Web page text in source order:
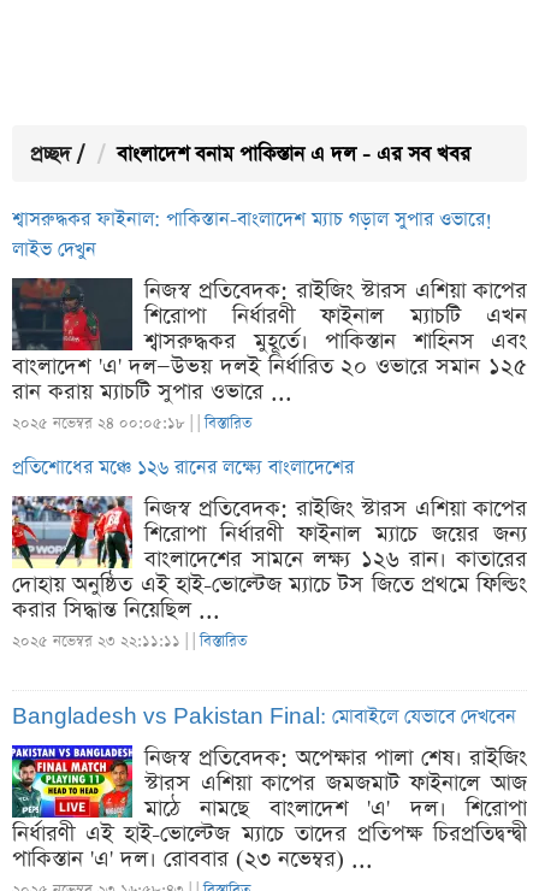
প্রচ্ছদ / বাংলাদেশ বনাম পাকিস্তান এ দল - এর সব খবর
শ্বাসরুদ্ধকর ফাইনাল: পাকিস্তান-বাংলাদেশ ম্যাচ গড়াল সুপার ওভারে!
লাইভ দেখুন
নিজস্ব প্রতিবেদক: রাইজিং স্টারস এশিয়া কাপের
শিরোপা নির্ধারণী ফাইনাল ম্যাচটি এখন
শ্বাসরুদ্ধকর মুহূর্তে। পাকিস্তান শাহিনস এবং
বাংলাদেশ 'এ' দল—উভয় দলই নির্ধারিত ২০ ওভারে সমান ১২৫
রান করায় ম্যাচটি সুপার ওভারে ...
২০২৫ নভেম্বর ২৪ ০০:০৫:১৮ | |বিস্তারিত
প্রতিশোধের মঞ্চে ১২৬ রানের লক্ষ্যে বাংলাদেশের
নিজস্ব প্রতিবেদক: রাইজিং স্টারস এশিয়া কাপের
শিরোপা নির্ধারণী ফাইনাল ম্যাচে জয়ের জন্য
বাংলাদেশের সামনে লক্ষ্য ১২৬ রান। কাতারের
দোহায় অনুষ্ঠিত এই হাই-ভোল্টেজ ম্যাচে টস জিতে প্রথমে ফিল্ডিং
করার সিদ্ধান্ত নিয়েছিল ...
২০২৫ নভেম্বর ২৩ ২২:১১:১১ | |বিস্তারিত
Bangladesh vs Pakistan Final: মোবাইলে যেভাবে দেখবেন
নিজস্ব প্রতিবেদক: অপেক্ষার পালা শেষ। রাইজিং
স্টারস এশিয়া কাপের জমজমাট ফাইনালে আজ
মাঠে নামছে বাংলাদেশ 'এ' দল। শিরোপা
নির্ধারণী এই হাই-ভোল্টেজ ম্যাচে তাদের প্রতিপক্ষ চিরপ্রতিদ্বন্দ্বী
পাকিস্তান 'এ' দল। রোববার (২৩ নভেম্বর) ...